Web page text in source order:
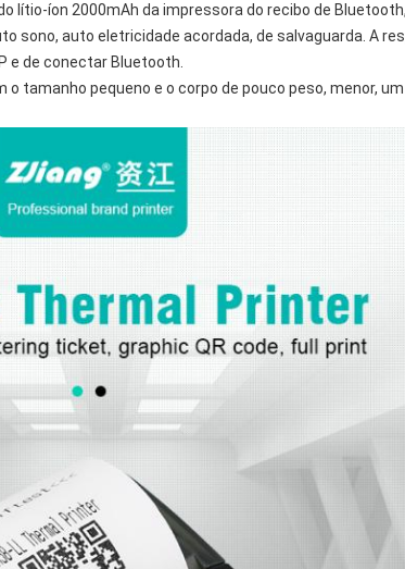
lítio-íon 2000mAh da impressora do recibo de
sono, auto eletricidade acordada, de salvaguarda. A
e de conectar Bluetooth.
tamanho pequeno e o corpo de pouco peso, menor,